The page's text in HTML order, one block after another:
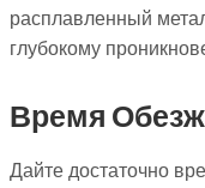
расплавленный
глубокому
Время
Дайте достаточно